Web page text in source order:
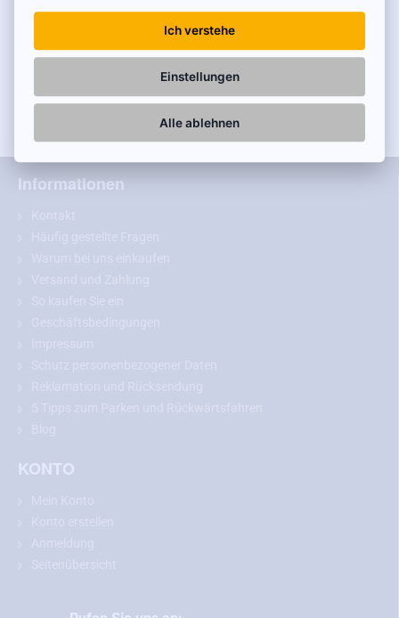
Berechnung
Wenn Sie an einer größeren Warenmenge oder
nicht standardmäßigen Waren interessiert sind,
können wir eine auf Ihre Anforderungen
Informationen
KONTO
Ich verstehe
Einstellungen
Alle ablehnen